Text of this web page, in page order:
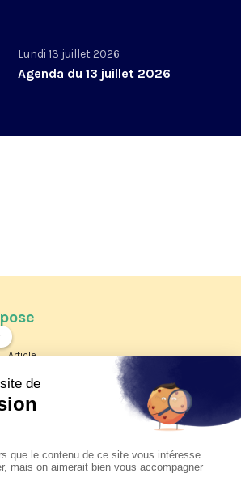
Lundi 13 juillet 2026
Agenda du 13 juillet 2026
Article
Les reportages d'été 2026 de KTO
La visite pastorale du pape Léon
XIV à Assise à suivre sur KTO le
jeudi 6 août